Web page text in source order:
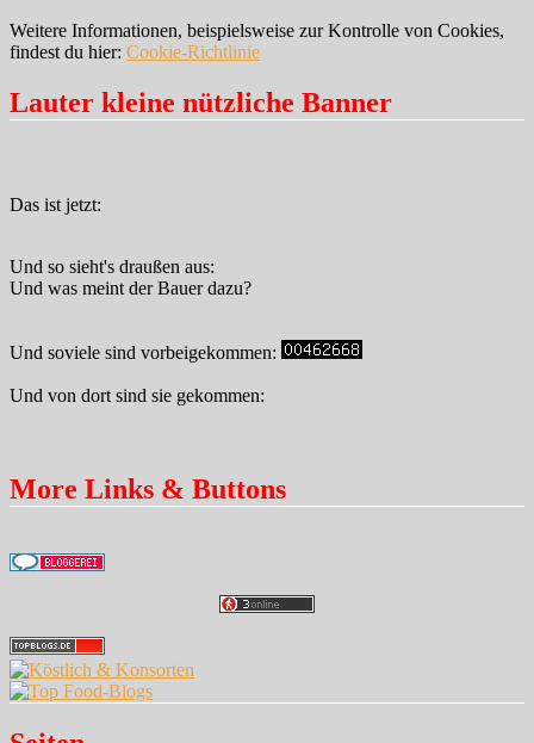
Weitere Informationen, beispielsweise zur Kontrolle von Cookies,
findest du hier: Cookie-Richtlinie
Lauter kleine nützliche Banner
Das ist jetzt:
Und so sieht's draußen aus:
Und was meint der Bauer dazu?
Und soviele sind vorbeigekommen:
Und von dort sind sie gekommen:
More Links & Buttons